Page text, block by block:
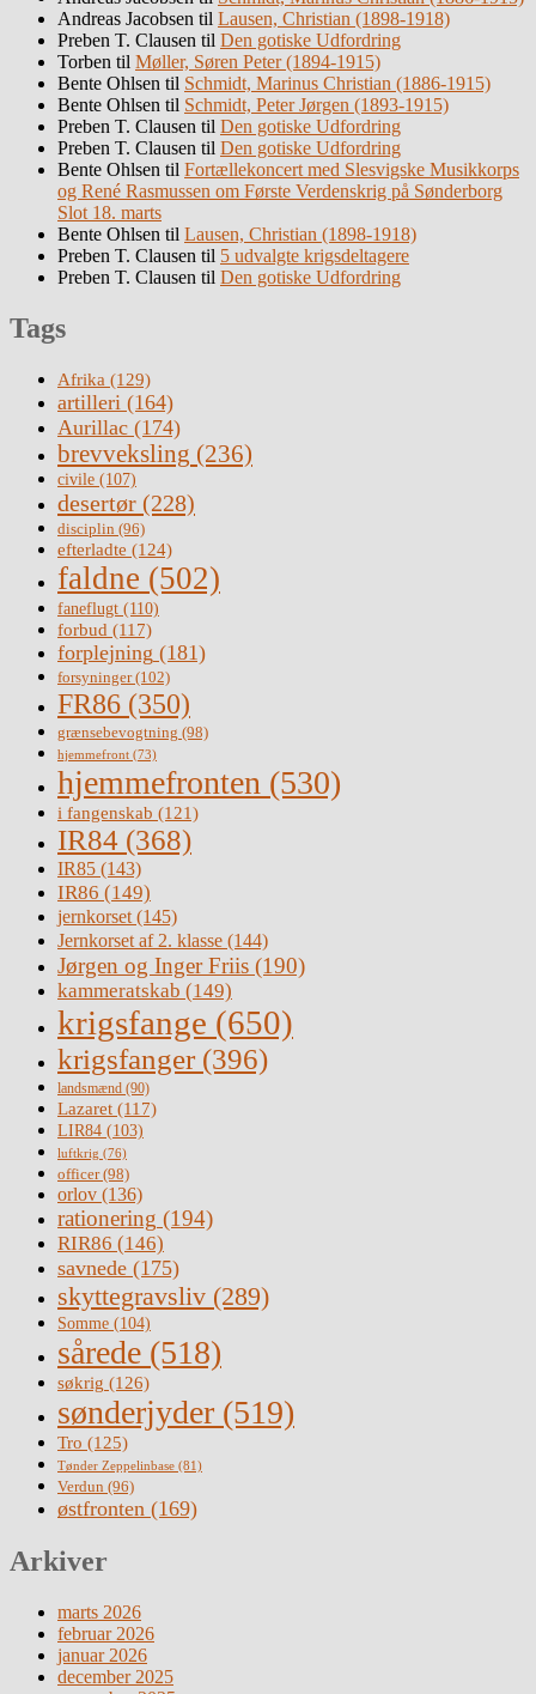
Andreas Jacobsen til Lausen, Christian (1898-1918)
Preben T. Clausen til Den gotiske Udfordring
Torben til Møller, Søren Peter (1894-1915)
Bente Ohlsen til Schmidt, Marinus Christian (1886-1915)
Bente Ohlsen til Schmidt, Peter Jørgen (1893-1915)
Preben T. Clausen til Den gotiske Udfordring
Preben T. Clausen til Den gotiske Udfordring
Bente Ohlsen til Fortællekoncert med Slesvigske Musikkorps
og René Rasmussen om Første Verdenskrig på Sønderborg
Slot 18. marts
Bente Ohlsen til Lausen, Christian (1898-1918)
Preben T. Clausen til 5 udvalgte krigsdeltagere
Preben T. Clausen til Den gotiske Udfordring
Tags
Afrika (129)
artilleri (164)
Aurillac (174)
brevveksling (236)
civile (107)
desertør (228)
disciplin (96)
efterladte (124)
faldne (502)
faneflugt (110)
forbud (117)
forplejning (181)
forsyninger(102)
FR86 (350)
grænsebevogtning (98)
hjemmefront (73)
hjemmefronten (530)
i fangenskab (121)
IR84 (368)
IR85 (143)
IR86 (149)
jernkorset(145)
Jernkorset af 2. klasse (144)
Jørgen og Inger Friis (190)
kammeratskab (149)
krigsfange (650)
krigsfanger (396)
landsmænd (90)
Lazaret (117)
LIR84 (103)
luftkrig (76)
officer(98)
orlov (136)
rationering (194)
RIR86 (146)
savnede (175)
skyttegravsliv (289)
Somme (104)
sårede (518)
søkrig (126)
sønderjyder (519)
Tro (125)
Tønder Zeppelinbase (81)
Verdun (96)
østfronten (169)
Arkiver
marts 2026
februar 2026
januar 2026
december 2025